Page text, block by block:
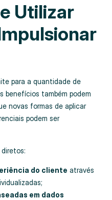
Utilizar
para a quantidade de
benefícios também podem
novas formas de aplicar
podem ser
do cliente através
em dados